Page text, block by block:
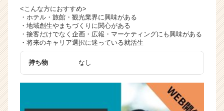
<こんな方におすすめ>
・ホテル・旅館・観光業界に興味がある
・地域創生やまちづくりに関心がある
・接客だけでなく企画・広報・マーケティングにも興味がある
・将来のキャリア選択に迷っている就活生
持ち物 なし